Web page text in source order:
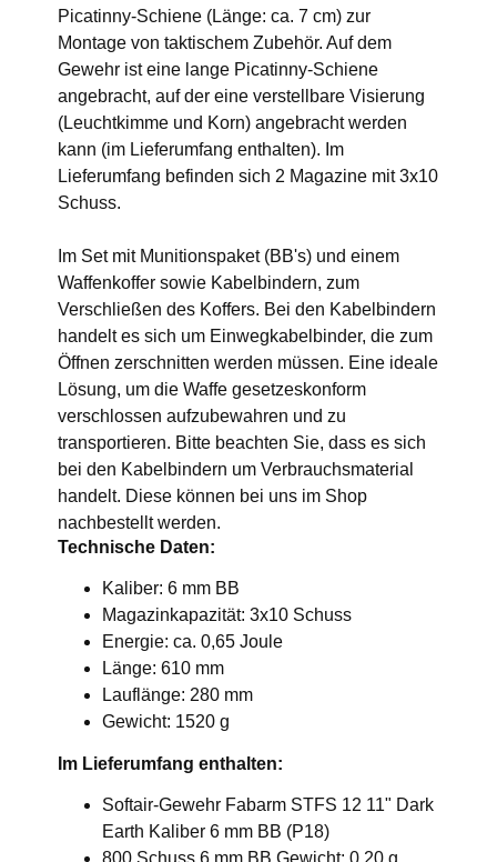
Picatinny-Schiene (Länge: ca. 7 cm) zur
Montage von taktischem Zubehör. Auf dem
Gewehr ist eine lange Picatinny-Schiene
angebracht, auf der eine verstellbare Visierung
(Leuchtkimme und Korn) angebracht werden
kann (im Lieferumfang enthalten). Im
Lieferumfang befinden sich 2 Magazine mit 3x10
Schuss.
Im Set mit Munitionspaket (BB's) und einem
Waffenkoffer sowie Kabelbindern, zum
Verschließen des Koffers. Bei den Kabelbindern
handelt es sich um Einwegkabelbinder, die zum
Öffnen zerschnitten werden müssen. Eine ideale
Lösung, um die Waffe gesetzeskonform
verschlossen aufzubewahren und zu
transportieren. Bitte beachten Sie, dass es sich
bei den Kabelbindern um Verbrauchsmaterial
handelt. Diese können bei uns im Shop
nachbestellt werden.
Technische Daten:
Kaliber: 6 mm BB
Magazinkapazität: 3x10 Schuss
Energie: ca. 0,65 Joule
Länge: 610 mm
Lauflänge: 280 mm
Gewicht: 1520 g
Im Lieferumfang enthalten:
Softair-Gewehr Fabarm STFS 12 11" Dark
Earth Kaliber 6 mm BB (P18)
800 Schuss 6 mm BB Gewicht: 0,20 g